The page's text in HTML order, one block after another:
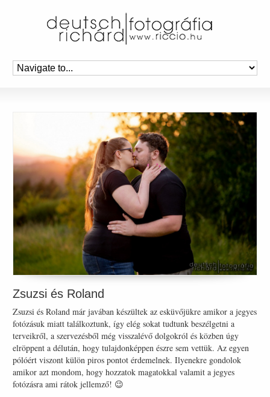
Zsuzsi és Roland
Zsuzsi és Roland már javában készültek az esküvőjükre amikor a jegyes
fotózásuk miatt találkoztunk, így elég sokat tudtunk beszélgetni a
terveikről, a szervezésből még visszalévő dolgokról és közben úgy
elröppent a délután, hogy tulajdonképpen észre sem vettük. Az egyen
pólóért viszont külön piros pontot érdemelnek. Ilyenekre gondolok
amikor azt mondom, hogy hozzatok magatokkal valamit a jegyes
fotózásra ami rátok jellemző! 😉